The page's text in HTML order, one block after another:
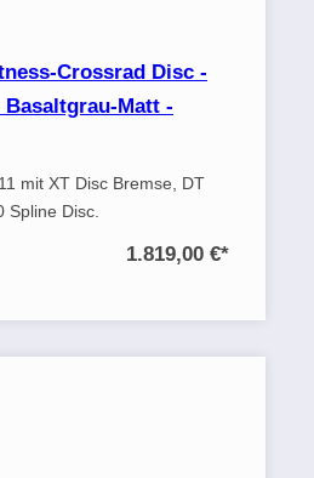
Crossrad Disc -
Basaltgrau-Matt -
mit XT Disc Bremse, DT
Spline Disc.
1.819,00 €*